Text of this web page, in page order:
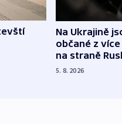
Na Ukrajině
občané z více
na straně
5. 8. 2026